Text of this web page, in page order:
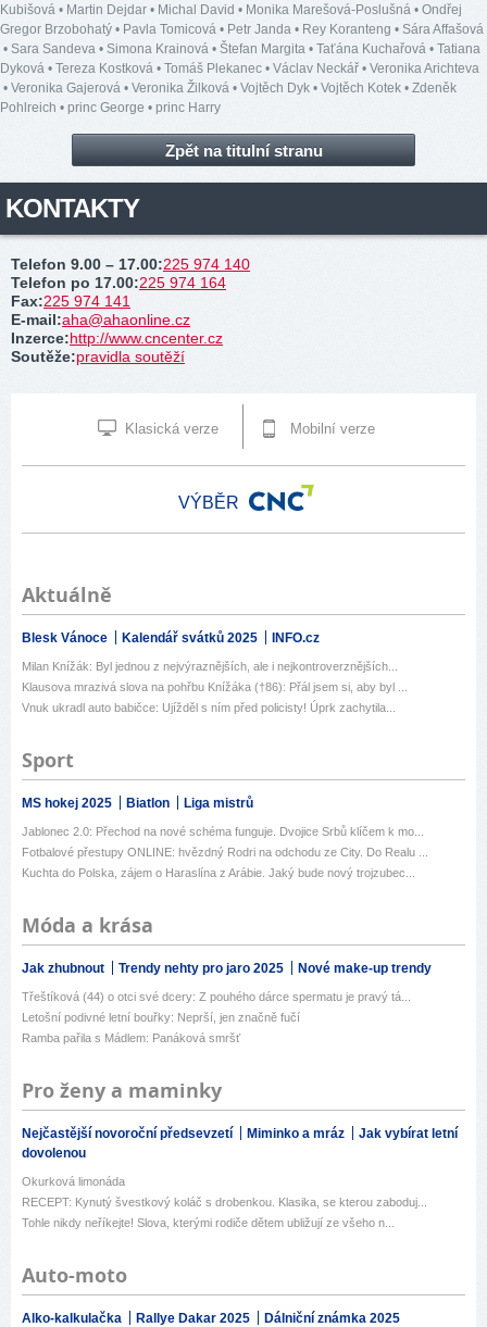
Kubišová • Martin Dejdar • Michal David • Monika Marešová-Poslušná • Ondřej
Gregor Brzobohatý • Pavla Tomicová • Petr Janda • Rey Koranteng • Sára Affašová
• Sara Sandeva • Simona Krainová • Štefan Margita • Taťána Kuchařová • Tatiana
Dyková • Tereza Kostková • Tomáš Plekanec • Václav Neckář • Veronika Arichteva
• Veronika Gajerová • Veronika Žilková • Vojtěch Dyk • Vojtěch Kotek • Zdeněk
Pohlreich • princ George • princ Harry
Zpět na titulní stranu
KONTAKTY
Telefon 9.00 – 17.00:225 974 140
Telefon po 17.00:225 974 164
Fax:225 974 141
E-mail:aha@ahaonline.cz
Inzerce:http://www.cncenter.cz
Soutěže:pravidla soutěží
Klasická verze Mobilní verze
VÝBĚR
Aktuálně
Blesk Vánoce Kalendář svátků 2025 INFO.cz
Milan Knížák: Byl jednou z nejvýraznějších, ale i nejkontroverznějších...
Klausova mrazivá slova na pohřbu Knížáka (†86): Přál jsem si, aby byl ...
Vnuk ukradl auto babičce: Ujížděl s ním před policisty! Úprk zachytila...
Sport
MS hokej 2025 Biatlon Liga mistrů
Jablonec 2.0: Přechod na nové schéma funguje. Dvojice Srbů klíčem k mo...
Fotbalové přestupy ONLINE: hvězdný Rodri na odchodu ze City. Do Realu ...
Kuchta do Polska, zájem o Haraslína z Arábie. Jaký bude nový trojzubec...
Móda a krása
Jak zhubnout Trendy nehty pro jaro 2025 Nové make-up trendy
Třeštíková (44) o otci své dcery: Z pouhého dárce spermatu je pravý tá...
Letošní podivné letní bouřky: Neprší, jen značně fučí
Ramba pařila s Mádlem: Panáková smršť
Pro ženy a maminky
Nejčastější novoroční předsevzetí Miminko a mráz
Jak vybírat letní
dovolenou
Okurková limonáda
RECEPT: Kynutý švestkový koláč s drobenkou. Klasika, se kterou zaboduj...
Tohle nikdy neříkejte! Slova, kterými rodiče dětem ubližují ze všeho n...
Auto-moto
Alko-kalkulačka Rallye Dakar 2025 Dálniční známka 2025